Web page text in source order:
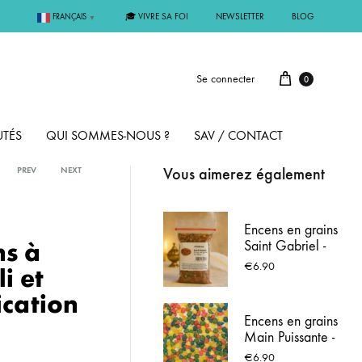
FRANÇAIS ▼ 🎓 VIVRE SA FOI NEWSLETTER BLOG
Se connecter 0
OR
QUI SOMMES-NOUS ? SAV / CONTACT
PREV NEXT
à
et
Vous aimerez également
Encens en grains
Saint Gabriel -
Sachet de 100g
€6.90
Encens en grains
Main Puissante -
Sachet de 100g
€6.90